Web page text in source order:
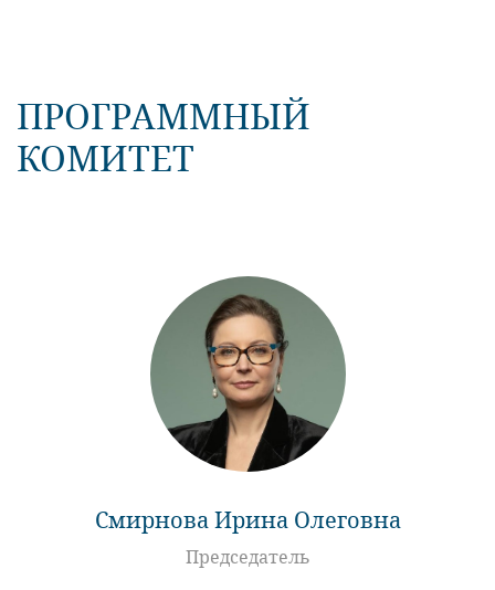
ПРОГРАММНЫЙ
КОМИТЕТ
Смирнова Ирина Олеговна
Председатель